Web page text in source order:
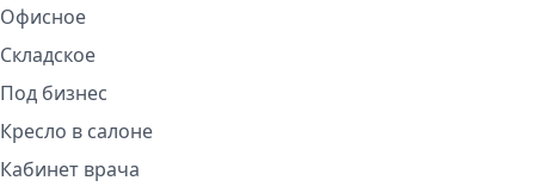
Офисное
Складское
Под бизнес
Кресло в салоне
Кабинет врача